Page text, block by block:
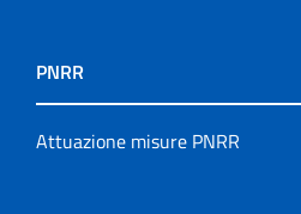
PNRR
Attuazione misure PNRR